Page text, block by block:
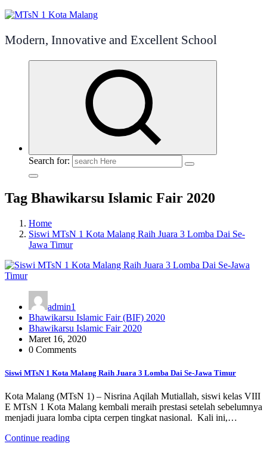
Modern, Innovative and Excellent School
Search for:
Tag Bhawikarsu Islamic Fair 2020
Home
Siswi MTsN 1 Kota Malang Raih Juara 3 Lomba Dai Se-
Jawa Timur
admin1
Bhawikarsu Islamic Fair (BIF) 2020
Bhawikarsu Islamic Fair 2020
Maret 16, 2020
0 Comments
Siswi MTsN 1 Kota Malang Raih Juara 3 Lomba Dai Se-Jawa Timur
Kota Malang (MTsN 1) – Nisrina Aqilah Mutiallah, siswi kelas VIII
E MTsN 1 Kota Malang kembali meraih prestasi setelah sebelumnya
menjadi juara lomba cipta cerpen tingkat nasional. Kali ini,…
Continue reading